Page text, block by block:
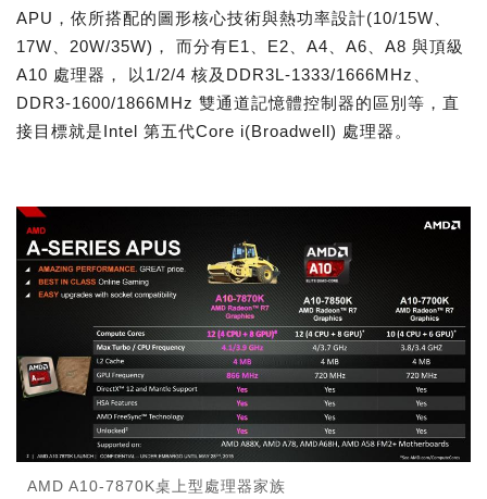
APU，依所搭配的圖形核心技術與熱功率設計(10/15W、
17W、20W/35W)， 而分有E1、E2、A4、A6、A8 與頂級
A10 處理器， 以1/2/4 核及DDR3L-1333/1666MHz、
DDR3-1600/1866MHz 雙通道記憶體控制器的區別等，直
接目標就是Intel 第五代Core i(Broadwell) 處理器。
AMD A10-7870K桌上型處理器家族